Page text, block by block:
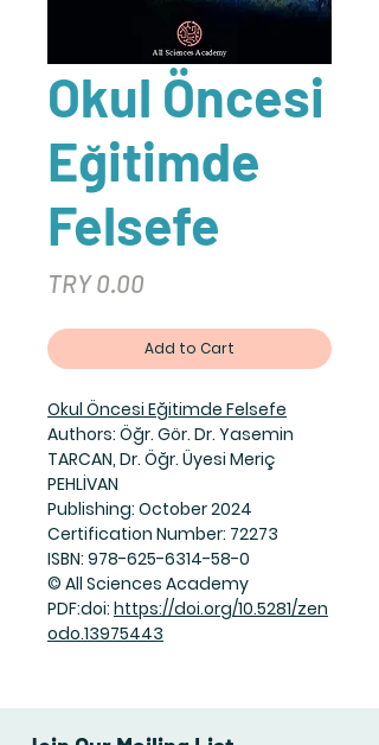
Okul Öncesi
Eğitimde
Felsefe
TRY 0.00
Add to Cart
Okul Öncesi Eğitimde Felsefe
Authors: Öğr. Gör. Dr. Yasemin
TARCAN, Dr. Öğr. Üyesi Meriç
PEHLİVAN
Publishing: October 2024
Certification Number: 72273
ISBN: 978-625-6314-58-0
© All Sciences Academy
PDF:doi: https://doi.org/10.5281/zen
odo.13975443